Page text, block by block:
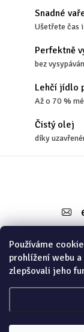
Používáme
prohlížení webu
zlepšovali jeho
Snadné
Ušetřete čas
Perfektně
bez
Lehčí jídlo
Až o 70 %
Čistý olej
díky
a
Informace pro
Instagram
Copyright 2026